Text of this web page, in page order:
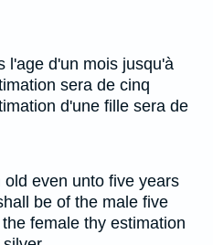
l'age d'un mois jusqu'à
sera de cinq
d'une fille sera de
old even unto five years
be of the male five
female thy estimation